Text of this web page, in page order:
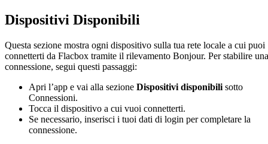
Dispositivi Disponibili
Questa sezione mostra ogni dispositivo sulla tua rete locale a cui puoi
connetterti da Flacbox tramite il rilevamento Bonjour. Per stabilire una
connessione, segui questi passaggi:
Apri l’app e vai alla sezione Dispositivi disponibili sotto
Connessioni.
Tocca il dispositivo a cui vuoi connetterti.
Se necessario, inserisci i tuoi dati di login per completare la
connessione.